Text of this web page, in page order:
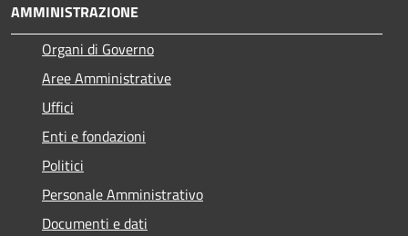
AMMINISTRAZIONE
Organi di Governo
Aree Amministrative
Uffici
Enti e fondazioni
Politici
Personale Amministrativo
Documenti e dati